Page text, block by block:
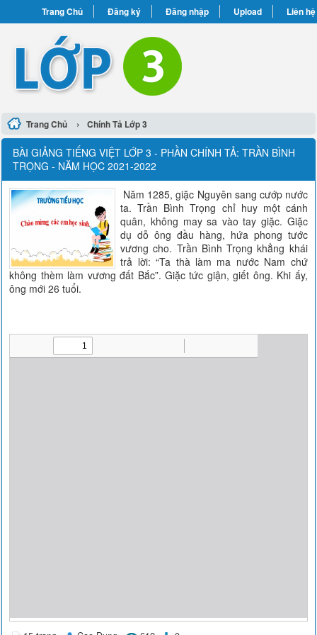
Trang Chủ Đăng ký Đăng nhập Upload Liên hệ
Trang Chủ › Chính Tả Lớp 3
BÀI GIẢNG TIẾNG VIỆT LỚP 3 - PHẦN CHÍNH TẢ: TRẦN BÌNH
TRỌNG - NĂM HỌC 2021-2022
Năm 1285, giặc Nguyên sang cướp nước
ta. Trần Bình Trọng chỉ huy một cánh
quân, không may sa vào tay giặc. Giặc
dụ dỗ ông đầu hàng, hứa phong tước
vương cho. Trần Bình Trọng khẳng khái
trả lời: “Ta thà làm ma nước Nam chứ
không thèm làm vương đất Bắc”. Giặc tức giận, giết ông. Khi ấy,
ông mới 26 tuổi.